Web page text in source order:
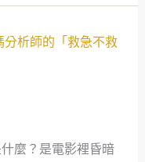
析師的「救急不救
麼？是電影裡昏暗